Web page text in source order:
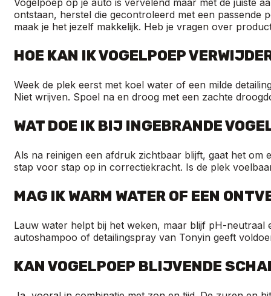
Vogelpoep op je auto is vervelend maar met de juiste
ontstaan, herstel die gecontroleerd met een passende
maak je het jezelf makkelijk. Heb je vragen over
HOE KAN IK VOGELPOEP
Week de plek eerst met koel water of een milde
Niet wrijven. Spoel na en droog met een zachte
WAT DOE IK BIJ INGEBRANDE
Als na reinigen een afdruk zichtbaar blijft, gaat het om
stap voor stap op in correctiekracht. Is de plek
MAG IK WARM WATER OF EEN
Lauw water helpt bij het weken, maar blijf pH-neutraal
autoshampoo of detailingspray van Tonyin geeft
KAN VOGELPOEP BLIJVENDE